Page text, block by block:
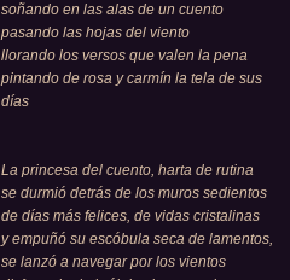
soñando en las alas de un cuento
pasando las hojas del viento
llorando los versos que valen la pena
pintando de rosa y carmín la tela de sus
días
La princesa del cuento, harta de rutina
se durmió detrás de los muros sedientos
de días más felices, de vidas cristalinas
y empuñó su escóbula seca de lamentos,
se lanzó a navegar por los vientos